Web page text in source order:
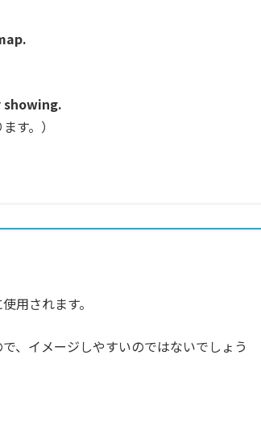
す。）
用されます。
、イメージしやすいのではないでしょう